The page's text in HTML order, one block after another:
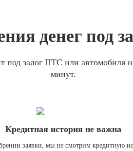
денег под
залог ПТС или автомобиля
минут.
Кредитная история не важна
заявки, мы не смотрим кредитную